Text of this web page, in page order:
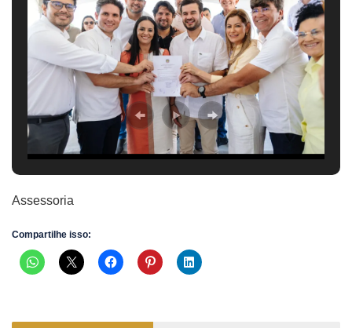
Assessoria
Compartilhe isso: